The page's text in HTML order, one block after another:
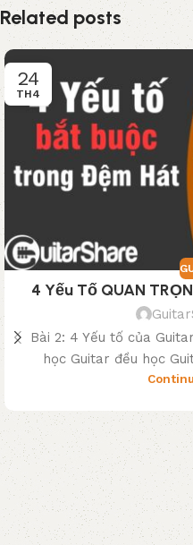
Related posts
24
TH4
4 Yếu Tố QUAN
Bài 2: 4 Yếu tố của
học Guitar đều học